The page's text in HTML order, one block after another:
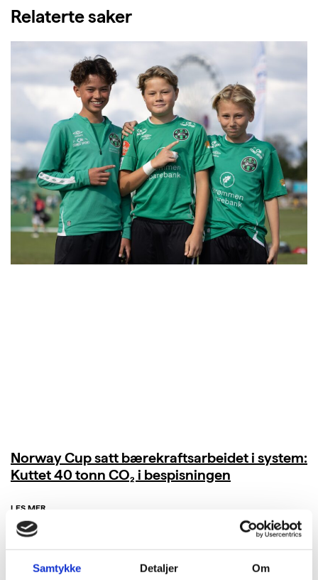
Samtykke Detaljer Om
Relaterte saker
Norway Cup satt bærekraftsarbeidet i system:
Kuttet 40 tonn CO₂ i bespisningen
LES MER